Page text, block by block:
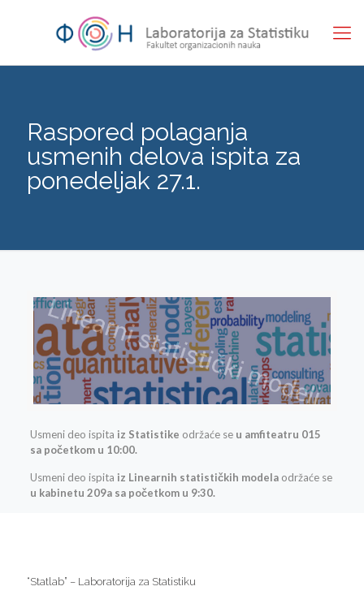
Raspored polaganja
usmenih delova ispita za
ponedeljak 27.1.
Usmeni deo ispita iz Statistike održaće se u amfiteatru 015
sa početkom u 10:00.
Usmeni deo ispita iz Linearnih statističkih modelaodržaće se
u kabinetu 209a sa početkom u 9:30.
“Statlab” – Laboratorija za Statistiku